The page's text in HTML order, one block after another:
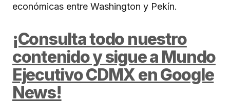
económicas entre Washington y Pekín.
¡Consulta todo nuestro
contenido y sigue a Mundo
Ejecutivo CDMX en Google
News!